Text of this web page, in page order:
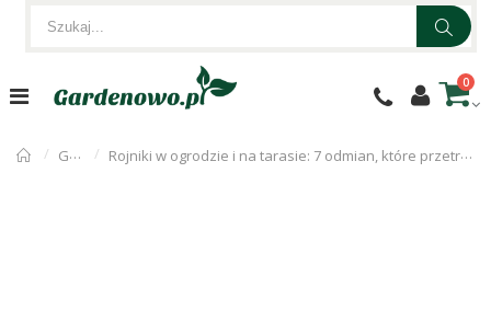
0
Gardenowo Rojniki w ogrodzie i na tarasie: 7 odmian, które przetrwają wszystko. Uprawa, rozmnażanie i sekrety zimowania